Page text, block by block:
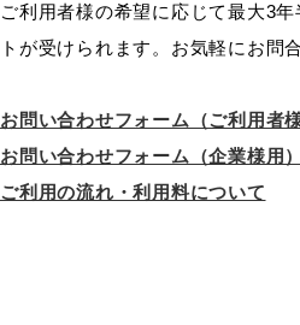
ご利用者様の希望に応じて最大3年
トが受けられます。お気軽にお問
お問い合わせフォーム（ご利用者様
お問い合わせフォーム（企業様用）
ご利用の流れ・利用料について